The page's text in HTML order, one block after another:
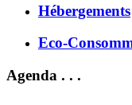
Hébergements
Eco-
Agenda . . .